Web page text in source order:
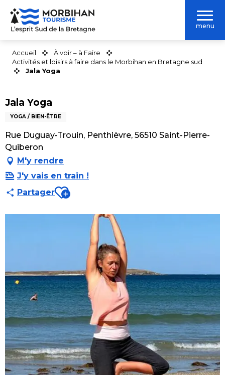
Aller
contenu
menu
Accueil
À voir – à Faire
Activités et loisirs à faire dans le Morbihan en Bretagne sud
Jala Yoga
Jala Yoga
YOGA / BIEN-ÊTRE
Rue Duguay-Trouin, Penthièvre, 56510 Saint-Pierre-
Quiberon
M'y rendre
J'y vais en train !
PartagerAjouter aux favoris